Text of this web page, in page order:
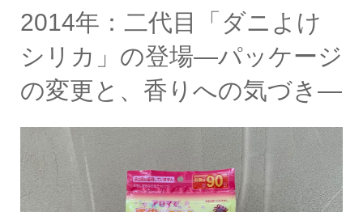
2014年：二代目「ダニよけ
シリカ」の登場—パッケージ
の変更と、香りへの気づき—